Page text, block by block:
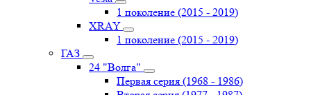
1 поколение (2015 - 2019)
XRAY
1 поколение (2015 - 2019)
ГАЗ
24 "Волга"
Первая серия (1968 - 1986)